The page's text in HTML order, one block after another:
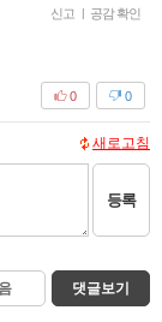
신고 | 공감 확인
0
0
새로고침
등록
댓글보기